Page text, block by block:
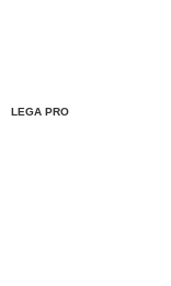
LEGA PRO